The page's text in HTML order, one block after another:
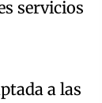
servicios
a las